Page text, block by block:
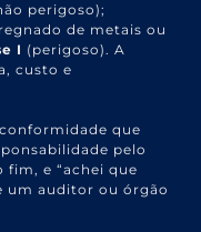
perigoso);
de metais ou
I (perigoso). A
custo e
que
pelo
fim, e “achei que
um auditor ou órgão